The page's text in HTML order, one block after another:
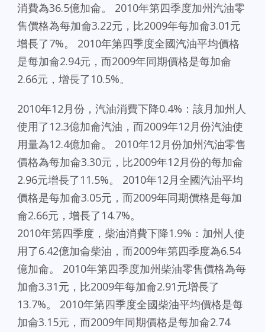
消費為36.5億加侖。 2010年第四季度加州汽油零
售價格為每加侖3.22元，比2009年每加侖3.01元
增長了7%。 2010年第四季度全國汽油平均價格
是每加侖2.94元，而2009年同期價格是每加侖
2.66元，增長了10.5%。
2010年12月份，汽油消費下降0.4%：該月加州人
使用了​​12.3億加侖汽油，而2009年12月份汽油使
用量為12.4億加侖。 2010年12月份加州汽油零售
價格為每加侖3.30元，比2009年12月份的每加侖
2.96元增長了11.5%。 2010年12月全國汽油平均
價格是每加侖3.05元，而2009年同期價格是每加
侖2.66元，增長了14.7%。
2010年第四季度，柴油消費下降1.9%：加州人使
用了​​6.42億加侖柴油，而2009年第四季度為6.54
億加侖。 2010年第四季度加州柴油零售價格為每
加侖3.31元，比2009年每加侖2.91元增長了
13.7%。 2010年第四季度全國柴油平均價格是每
加侖3.15元，而2009年同期價格是每加侖2.74